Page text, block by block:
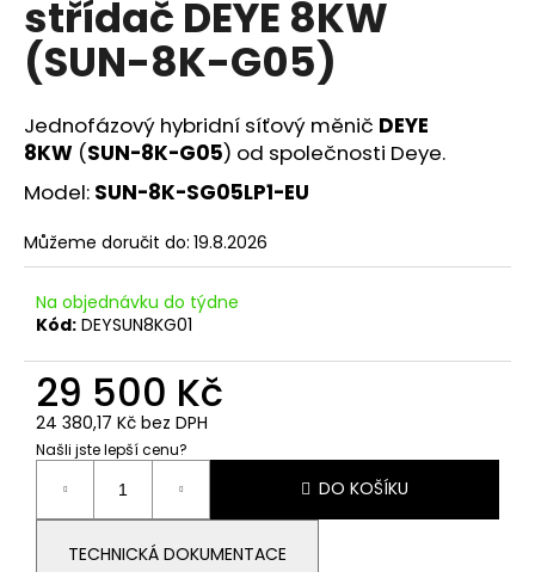
střídač DEYE 8KW
(SUN-8K-G05)
Jednofázový hybridní síťový měnič DEYE
8KW (SUN-8K-G05) od společnosti Deye.
Model: SUN-8K-SG05LP1-EU
Můžeme doručit do: 19.8.2026
Na objednávku do týdne
Kód: DEYSUN8KG01
29 500 Kč
24 380,17 Kč bez DPH
Našli jste lepší cenu?
Měrná
cena:
DO KOŠÍKU
TECHNICKÁ DOKUMENTACE
a
j
í
t
?
D
o
p
o
u